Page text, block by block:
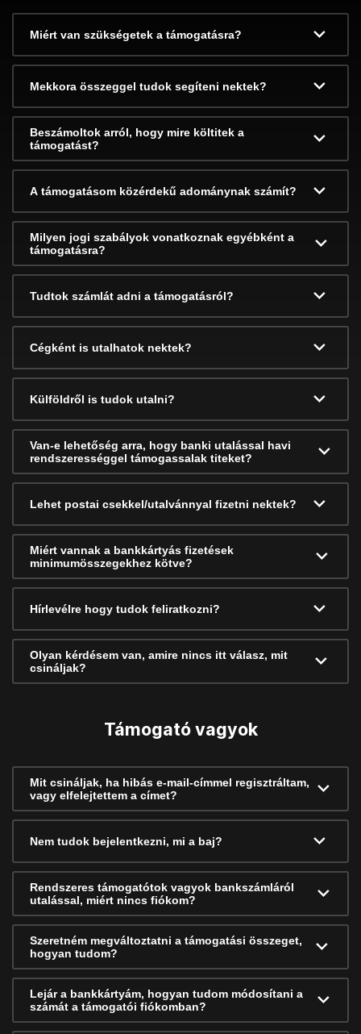
Miért van szükségetek a támogatásra?
Mekkora összeggel tudok segíteni nektek?
Beszámoltok arról, hogy mire költitek a
támogatást?
A támogatásom közérdekű adománynak számít?
Milyen jogi szabályok vonatkoznak egyébként a
támogatásra?
Tudtok számlát adni a támogatásról?
Cégként is utalhatok nektek?
Külföldről is tudok utalni?
Van-e lehetőség arra, hogy banki utalással havi
rendszerességgel támogassalak titeket?
Lehet postai csekkel/utalvánnyal fizetni nektek?
Miért vannak a bankkártyás fizetések
minimumösszegekhez kötve?
Hírlevélre hogy tudok feliratkozni?
Olyan kérdésem van, amire nincs itt válasz, mit
csináljak?
Támogató vagyok
Mit csináljak, ha hibás e-mail-címmel regisztráltam,
vagy elfelejtettem a címet?
Nem tudok bejelentkezni, mi a baj?
Rendszeres támogatótok vagyok bankszámláról
utalással, miért nincs fiókom?
Szeretném megváltoztatni a támogatási összeget,
hogyan tudom?
Lejár a bankkártyám, hogyan tudom módosítani a
számát a támogatói fiókomban?